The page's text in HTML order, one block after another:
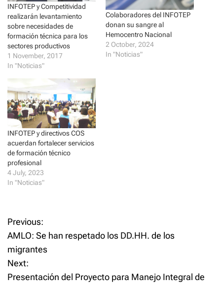
t
t
e
r
O
p
e
n
s
i
n
e
w
w
i
n
d
o
w
)
e
b
o
o
(
O
p
e
i
n
e
w
w
i
n
d
o
w
)
INFOTEP y Competitividad
realizarán levantamiento
sobre necesidades de
formación técnica para los
sectores productivos
1 November, 2017
In "Noticias"
Colaboradores del INFOTEP
donan su sangre al
Hemocentro Nacional
2 October, 2024
In "Noticias"
INFOTEP y directivos COS
acuerdan fortalecer servicios
de formación técnico
profesional
4 July, 2023
In "Noticias"
P
o
s
Previous:
AMLO: Se han respetado los DD.HH. de los
migrantes
Next:
Presentación del Proyecto para Manejo Integral de